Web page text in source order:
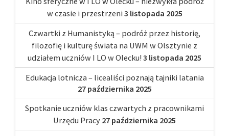
w czasie i przestrzeni 3 listopada 2025
Czwartki z Humanistyką – podróż przez historię,
filozofię i kulturę świata na UWM w Olsztynie z
udziałem uczniów I LO w Olecku! 3 listopada 2025
Edukacja lotnicza – licealiści poznają tajniki latania
27 października 2025
Spotkanie uczniów klas czwartych z pracownikami
Urzędu Pracy 27 października 2025